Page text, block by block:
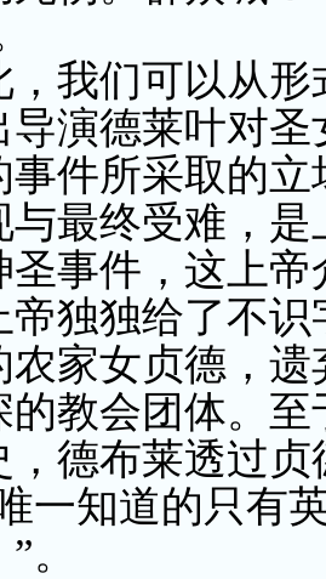
们可以从形
导演德莱叶对圣
事件所采取的立
与最终受难，是
圣事件，这上帝
帝独独给了不识
农家女贞德，遗
的教会团体。至
，德布莱透过贞
一知道的只有
。